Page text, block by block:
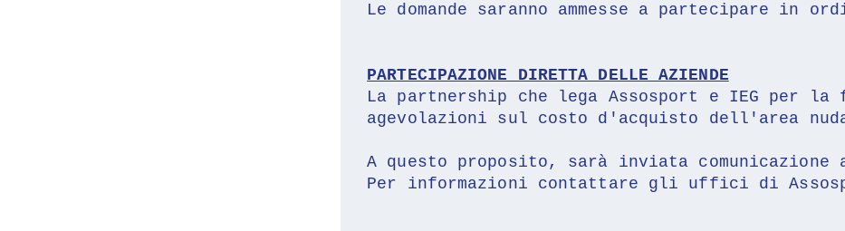
Le domande saranno ammesse a partecipare in
PARTECIPAZIONE DIRETTA DELLE AZIENDE
La partnership che lega Assosport e IEG per
agevolazioni sul costo d'acquisto dell'area
A questo proposito, sarà inviata
Per informazioni contattare gli uffici di